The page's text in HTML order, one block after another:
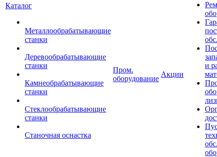
Каталог
Металлообрабатывающие
станки
Деревообрабатывающие
станки
Камнеобрабатывающие
станки
Стеклообрабатывающие
станки
Станочная оснастка
Пром.
оборудование
Акции
и